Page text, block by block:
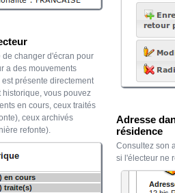
de changer d'écran pour
a des mouvements
présente directement
historique, vous pouvez
en cours, ceux traités
ceux archivés
refonte).
Adresse
résidence
Consultez son
si l'électeur ne